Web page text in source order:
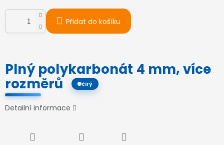
Přidat do košíku
Plný polykarbonát 4 mm, více
rozměrů
čirý
Detailní informace